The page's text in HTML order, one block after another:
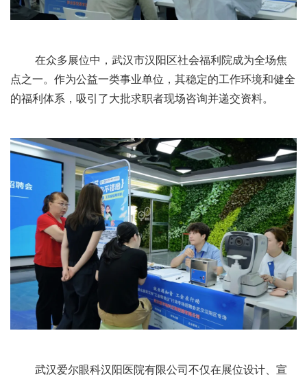
在众多展位中，武汉市汉阳区社会福利院成为全场焦
点之一。作为公益一类事业单位，其稳定的工作环境和健全
的福利体系，吸引了大批求职者现场咨询并递交资料。
武汉爱尔眼科汉阳医院有限公司不仅在展位设计、宣